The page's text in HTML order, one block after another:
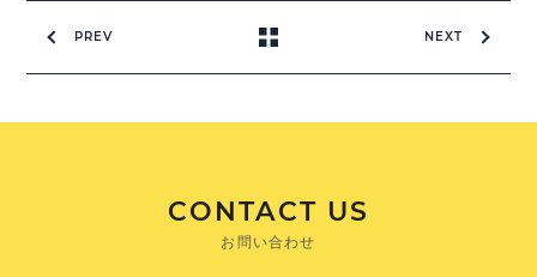
PREV NEXT
CONTACT US
お問い合わせ